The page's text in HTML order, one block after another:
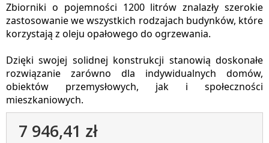
Zbiorniki o pojemności 1200 litrów znalazły szerokie
zastosowanie we wszystkich rodzajach budynków, które
korzystają z oleju opałowego do ogrzewania.
Dzięki swojej solidnej konstrukcji stanowią doskonałe
rozwiązanie zarówno dla indywidualnych domów,
obiektów przemysłowych, jak i społeczności
mieszkaniowych.
7 946,41 zł